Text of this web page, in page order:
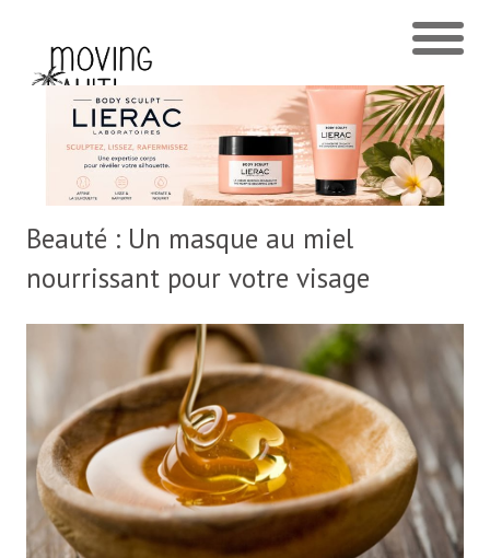
Beauté : Un masque au miel
nourrissant pour votre visage